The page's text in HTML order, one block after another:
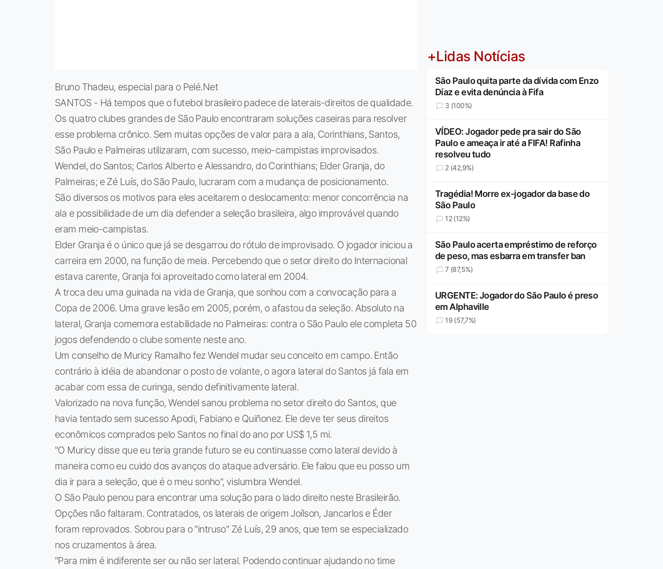
Bruno Thadeu, especial para o Pelé.Net
SANTOS - Há tempos que o futebol brasileiro padece de laterais-direitos de qualidade.
Os quatro clubes grandes de São Paulo encontraram soluções caseiras para resolver
esse problema crônico. Sem muitas opções de valor para a ala, Corinthians, Santos,
São Paulo e Palmeiras utilizaram, com sucesso, meio-campistas improvisados.
Wendel, do Santos; Carlos Alberto e Alessandro, do Corinthians; Elder Granja, do
Palmeiras; e Zé Luís, do São Paulo, lucraram com a mudança de posicionamento.
São diversos os motivos para eles aceitarem o deslocamento: menor concorrência na
ala e possibilidade de um dia defender a seleção brasileira, algo improvável quando
eram meio-campistas.
Elder Granja é o único que já se desgarrou do rótulo de improvisado. O jogador iniciou a
carreira em 2000, na função de meia. Percebendo que o setor direito do Internacional
estava carente, Granja foi aproveitado como lateral em 2004.
A troca deu uma guinada na vida de Granja, que sonhou com a convocação para a
Copa de 2006. Uma grave lesão em 2005, porém, o afastou da seleção. Absoluto na
lateral, Granja comemora estabilidade no Palmeiras: contra o São Paulo ele completa 50
jogos defendendo o clube somente neste ano.
Um conselho de Muricy Ramalho fez Wendel mudar seu conceito em campo. Então
contrário à idéia de abandonar o posto de volante, o agora lateral do Santos já fala em
acabar com essa de curinga, sendo definitivamente lateral.
Valorizado na nova função, Wendel sanou problema no setor direito do Santos, que
havia tentado sem sucesso Apodi, Fabiano e Quiñonez. Ele deve ter seus direitos
econômicos comprados pelo Santos no final do ano por US$ 1,5 mi.
"O Muricy disse que eu teria grande futuro se eu continuasse como lateral devido à
maneira como eu cuido dos avanços do ataque adversário. Ele falou que eu posso um
dia ir para a seleção, que é o meu sonho", vislumbra Wendel.
O São Paulo penou para encontrar uma solução para o lado direito neste Brasileirão.
Opções não faltaram. Contratados, os laterais de origem Joílson, Jancarlos e Éder
foram reprovados. Sobrou para o "intruso" Zé Luís, 29 anos, que tem se especializado
nos cruzamentos à área.
"Para mim é indiferente ser ou não ser lateral. Podendo continuar ajudando no time
+Lidas Notícias
São Paulo quita parte da dívida com Enzo
Díaz e evita denúncia à Fifa
3 (100%)
VÍDEO: Jogador pede pra sair do São
Paulo e ameaça ir até a FIFA! Rafinha
resolveu tudo
2 (42,9%)
Tragédia! Morre ex-jogador da base do
São Paulo
12 (12%)
São Paulo acerta empréstimo de reforço
de peso, mas esbarra em transfer ban
7 (87,5%)
URGENTE: Jogador do São Paulo é preso
em Alphaville
19 (57,7%)